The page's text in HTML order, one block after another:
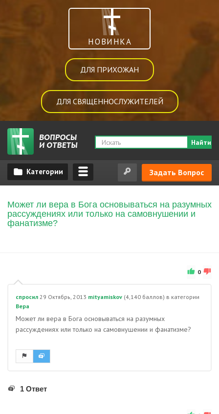
НОВИНКА
ДЛЯ ПРИХОЖАН
ДЛЯ СВЯЩЕННОСЛУЖИТЕЛЕЙ
Найти
Задать Вопрос
Может ли вера в Бога основываться на разумных
рассуждениях или только на самовнушении и
фанатизме?
0
спросил 29 Октябрь, 2013 mityamiskov (4,140 баллов) в категории
Вера
Может ли вера в Бога основываться на разумных
рассуждениях или только на самовнушении и фанатизме?
1 Ответ